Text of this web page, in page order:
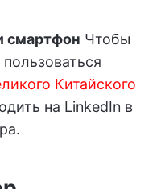
смартфон Чтобы
Китайского
на LinkedIn в